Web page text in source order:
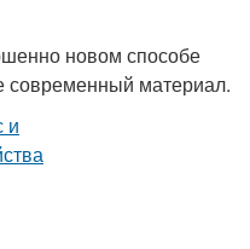
новом способе
современный материал.